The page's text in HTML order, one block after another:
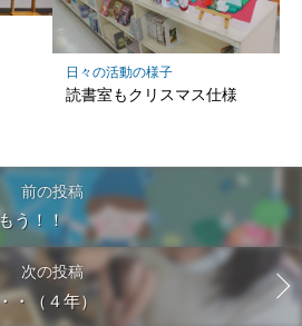
日々の活動の様子
読書室もクリスマス仕様
前の投稿
う！！
次の投稿
・（４年）